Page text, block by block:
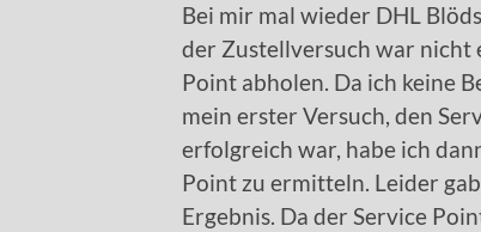
Bei mir mal wieder DHL
der Zustellversuch war nicht
Point abholen. Da ich keine
mein erster Versuch, den
erfolgreich war, habe ich
Point zu ermitteln. Leider
Ergebnis. Da der Service